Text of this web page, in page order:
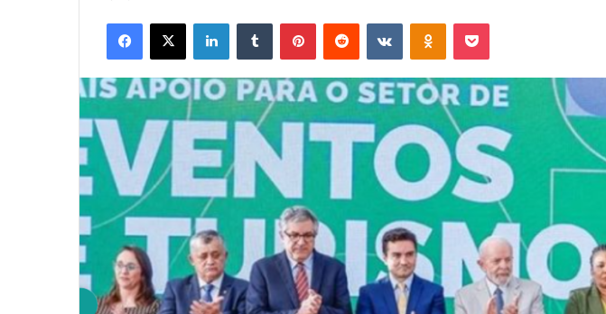
Facebook
X LinkedinTumblr PinterestReddit VK OK Pocket